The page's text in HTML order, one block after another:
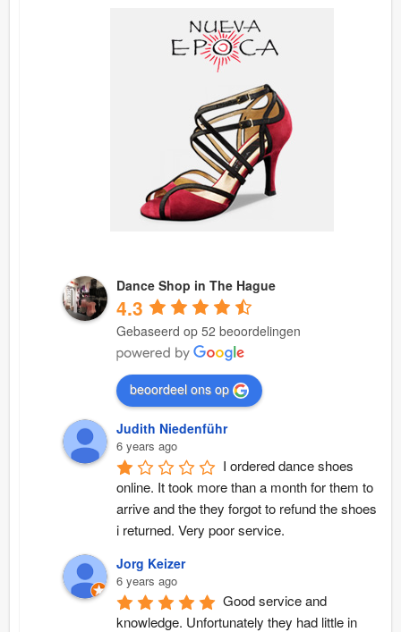
Dance Shop in The Hague
4.3
Gebaseerd op 52 beoordelingen
beoordeel ons op
Judith Niedenführ
6 years ago
I ordered dance shoes
online. It took more than a month for them to
arrive and the they forgot to refund the shoes
i returned. Very poor service.
Jorg Keizer
6 years ago
Good service and
knowledge. Unfortunately they had little in